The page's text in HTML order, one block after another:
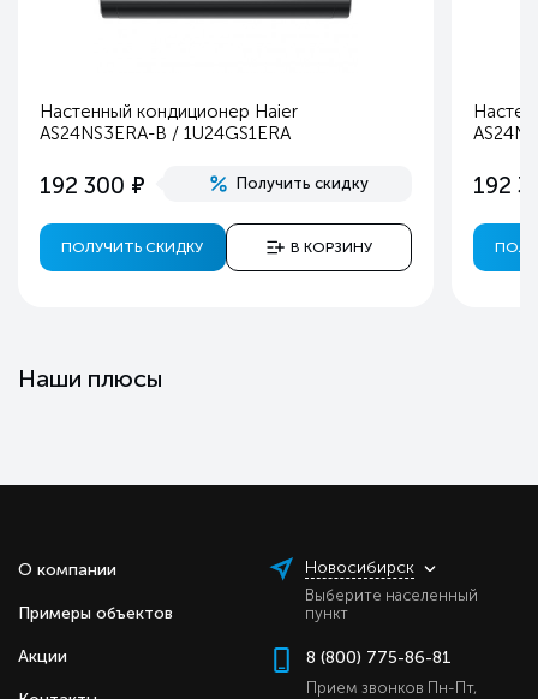
Настенный кондиционер Haier
AS24NS3ERA-B / 1U24GS1ERA
192 300 е Получить скидку
ПОЛУЧИТЬ СКИДКУ В КОРЗИНУ
192
Наши плюсы
О компании
Примеры объектов
Акции
Новосибирск
Выберите населенный
пункт
8 (800) 775-86-81
Прием звонков Пн-Пт,